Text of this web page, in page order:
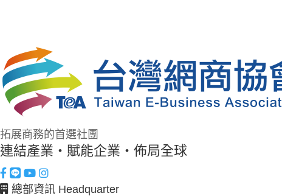
拓展商務的首選社團
連結產業・賦能企業・佈局全球
總部資訊 Headquarter